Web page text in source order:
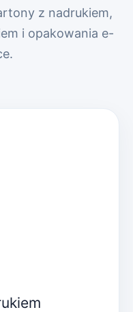
z nadrukiem,
i opakowania e-